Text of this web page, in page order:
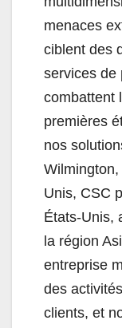
menaces
ciblent des
services de
combattent
premières
nos
Unis, CSC
États-Unis,
la région
entreprise
des
clients, et